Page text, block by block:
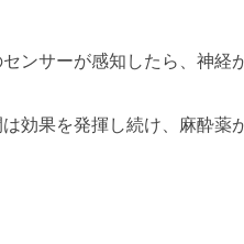
ンサーが感知したら、神経
効果を発揮し続け、麻酔薬